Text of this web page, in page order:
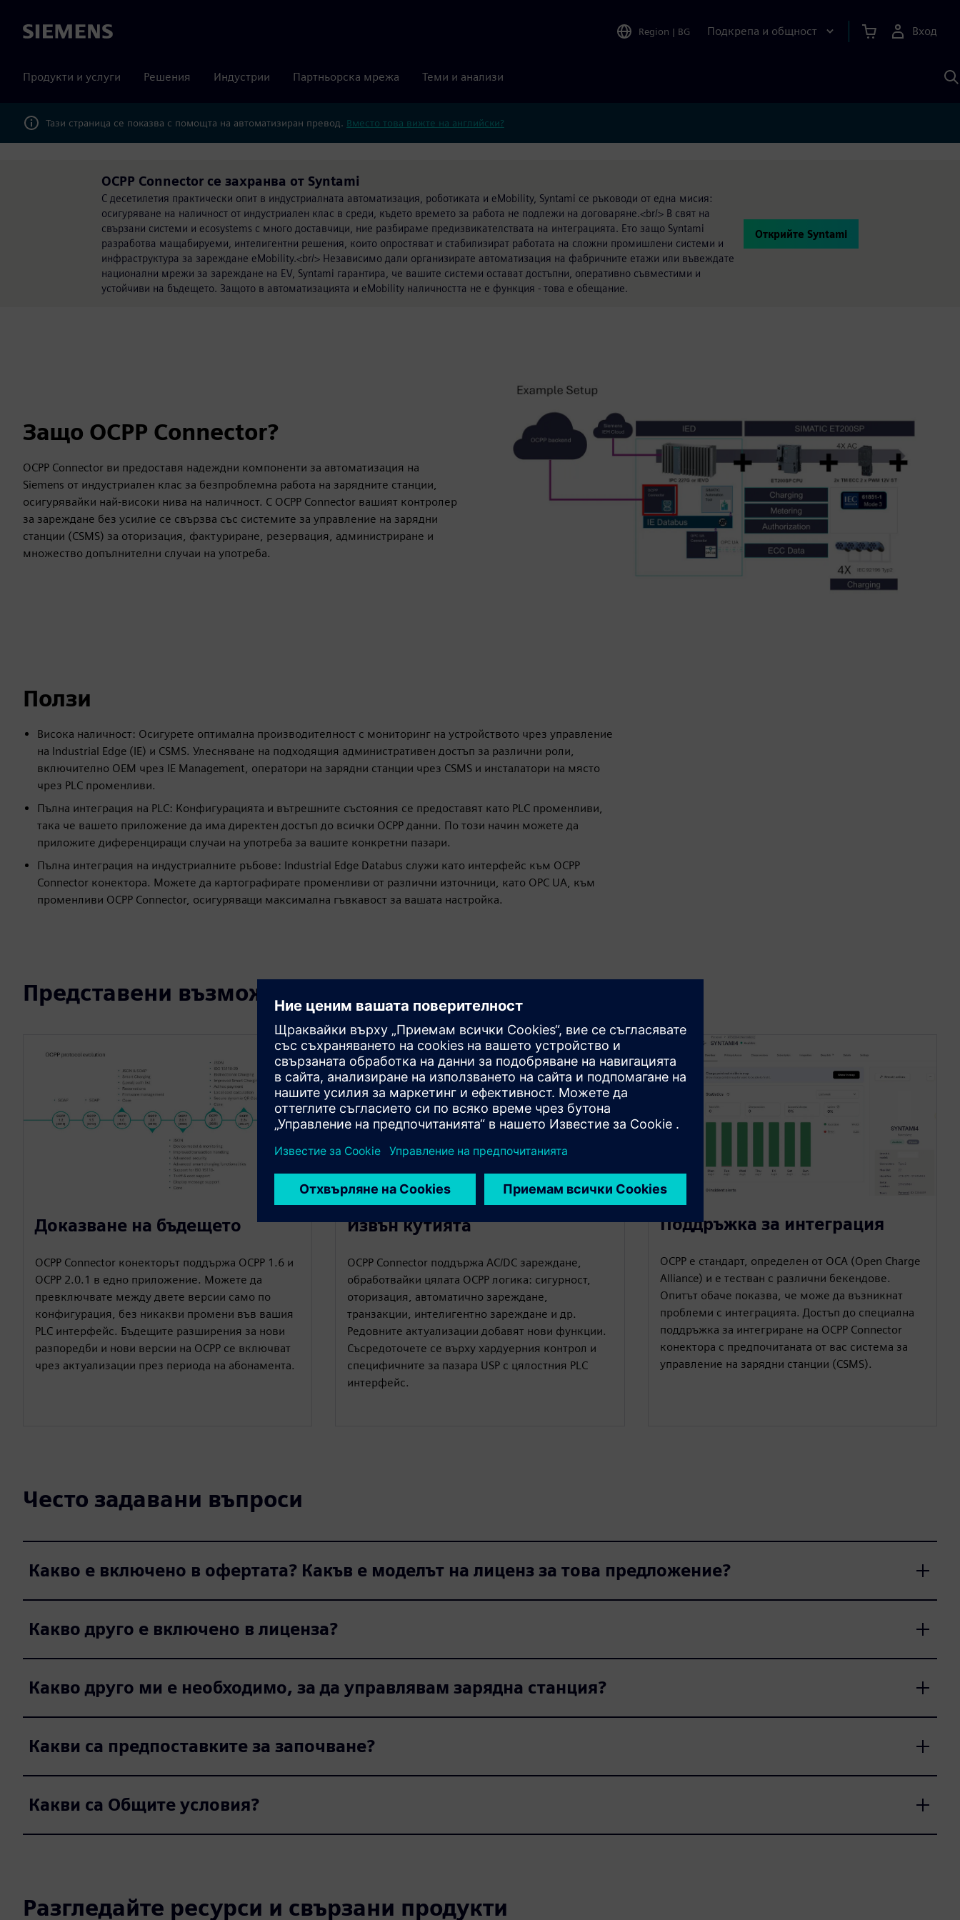
Siemens Region | BG Подкрепа и общност Вход
Продукти и услуги Решения Индустрии Партньорска мрежа Теми и анализи
с
Тази страница се показва с помощта на автоматизиран превод. Вместо това вижте на английски?
OCPP Connector се захранва от Syntami
С десетилетия практически опит в индустриалната автоматизация, роботиката и eMobility, Syntami се ръководи от една мисия:
осигуряване на наличност от индустриален клас в среди, където времето за работа не подлежи на договаряне.<br/> В свят на
свързани системи и ecosystems с много доставчици, ние разбираме предизвикателствата на интеграцията. Ето защо Syntami
разработва мащабируеми, интелигентни решения, които опростяват и стабилизират работата на сложни промишлени системи и
инфраструктура за зареждане eMobility.<br/> Независимо дали организирате автоматизация на фабричните етажи или въвеждате
национални мрежи за зареждане на EV, Syntami гарантира, че вашите системи остават достъпни, оперативно съвместими и
устойчиви на бъдещето. Защото в автоматизацията и eMobility наличността не е функция - това е обещание.
Открийте Syntami
Защо OCPP Connector?
OCPP Connector ви предоставя надеждни компоненти за автоматизация на
Siemens от индустриален клас за безпроблемна работа на зарядните станции,
осигурявайки най-високи нива на наличност. С OCPP Connector вашият контролер
за зареждане без усилие се свързва със системите за управление на зарядни
станции (CSMS) за оторизация, фактуриране, резервация, администриране и
множество допълнителни случаи на употреба.
Ползи
Висока наличност: Осигурете оптимална производителност с мониторинг на устройството чрез управление
на Industrial Edge (IE) и CSMS. Улесняване на подходящия административен достъп за различни роли,
включително OEM чрез IE Management, оператори на зарядни станции чрез CSMS и инсталатори на място
чрез PLC променливи.
Пълна интеграция на PLC: Конфигурацията и вътрешните състояния се предоставят като PLC променливи,
така че вашето приложение да има директен достъп до всички OCPP данни. По този начин можете да
приложите диференциращи случаи на употреба за вашите конкретни пазари.
Пълна интеграция на индустриалните ръбове: Industrial Edge Databus служи като интерфейс към OCPP
Connector конектора. Можете да картографирате променливи от различни източници, като OPC UA, към
променливи OCPP Connector, осигуряващи максимална гъвкавост за вашата настройка.
Представени възможности
Доказване на бъдещето
OCPP Connector конекторът поддържа OCPP 1.6 и
OCPP 2.0.1 в едно приложение. Можете да
превключвате между двете версии само по
конфигурация, без никакви промени във вашия
PLC интерфейс. Бъдещите разширения за нови
разпоредби и нови версии на OCPP се включват
чрез актуализации през периода на абонамента.
Извън кутията
OCPP Connector поддържа AC/DC зареждане,
обработвайки цялата OCPP логика: сигурност,
оторизация, автоматично зареждане,
транзакции, интелигентно зареждане и др.
Редовните актуализации добавят нови функции.
Съсредоточете се върху хардуерния контрол и
специфичните за пазара USP с цялостния PLC
интерфейс.
Поддръжка за интеграция
OCPP е стандарт, определен от OCA (Open Charge
Alliance) и е тестван с различни бекендове.
Опитът обаче показва, че може да възникнат
проблеми с интеграцията. Достъп до специална
поддръжка за интегриране на OCPP Connector
конектора с предпочитаната от вас система за
управление на зарядни станции (CSMS).
Често задавани въпроси
Какво е включено в офертата? Какъв е моделът на лиценз за това предложение?
Какво друго е включено в лиценза?
Какво друго ми е необходимо, за да управлявам зарядна станция?
Какви са предпоставките за започване?
Какви са Общите условия?
Разгледайте ресурси и свързани продукти